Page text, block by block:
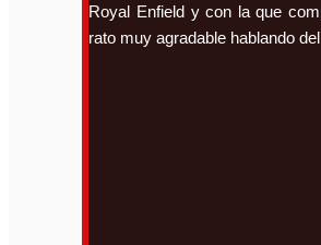
Royal Enfield y con la que
rato muy agradable hablando